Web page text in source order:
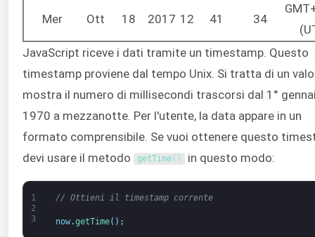
Mer Ott 18 2017 12 41 34
JavaScript riceve i dati tramite un timestamp. Questo
timestamp proviene dal tempo Unix. Si tratta di un
mostra il numero di millisecondi trascorsi dal 1°
1970 a mezzanotte. Per l'utente, la data appare in un
formato comprensibile. Se vuoi ottenere questo
devi usare il metodo
getTime( ) in questo modo:
1
2
3
// Ottieni il timestamp corrente
now.getTime( ) ;